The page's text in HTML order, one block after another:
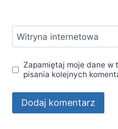
Witryna internetowa
Zapamiętaj moje dane
pisania kolejnych